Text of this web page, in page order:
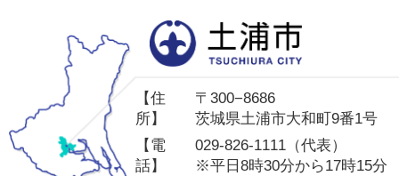
【住
所】
〒300−8686
茨城県土浦市大和町9番1号
【電
話】
029-826-1111（代表）
※平日8時30分から17時15分